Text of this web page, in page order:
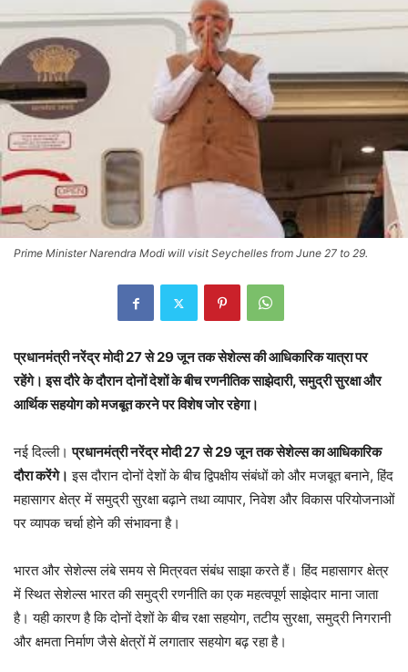
Prime Minister Narendra Modi will visit Seychelles from June 27 to 29.
प्रधानमंत्री नरेंद्र मोदी 27 से 29 जून तक सेशेल्स की आधिकारिक यात्रा पर
रहेंगे। इस दौरे के दौरान दोनों देशों के बीच रणनीतिक साझेदारी, समुद्री सुरक्षा और
आर्थिक सहयोग को मजबूत करने पर विशेष जोर रहेगा।
नई दिल्ली।प्रधानमंत्री नरेंद्र मोदी 27 से 29 जून तक सेशेल्स का आधिकारिक
दौरा करेंगे। इस दौरान दोनों देशों के बीच द्विपक्षीय संबंधों को और मजबूत बनाने, हिंद
महासागर क्षेत्र में समुद्री सुरक्षा बढ़ाने तथा व्यापार, निवेश और विकास परियोजनाओं
पर व्यापक चर्चा होने की संभावना है।
भारत और सेशेल्स लंबे समय से मित्रवत संबंध साझा करते हैं। हिंद महासागर क्षेत्र
में स्थित सेशेल्स भारत की समुद्री रणनीति का एक महत्वपूर्ण साझेदार माना जाता
है। यही कारण है कि दोनों देशों के बीच रक्षा सहयोग, तटीय सुरक्षा, समुद्री निगरानी
और क्षमता निर्माण जैसे क्षेत्रों में लगातार सहयोग बढ़ रहा है।